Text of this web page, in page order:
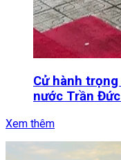
Cử hành
nước Trần
Xem thêm